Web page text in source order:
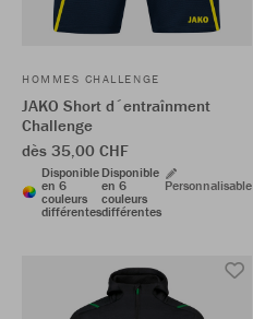
HOMMES CHALLENGE
JAKO Short d´entraînment
Challenge
dès 35,00 CHF
Disponible
en 6
couleurs
différentes
Disponible
en 6
couleurs
différentes
Personnalisable